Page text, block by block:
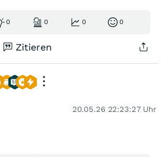
0 0 0 0
Zitieren
20.05.26 22:23:27 Uhr